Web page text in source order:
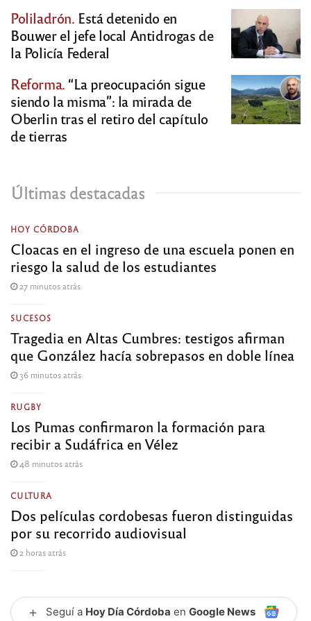
Poliladrón. Está detenido en
Bouwer el jefe local Antidrogas de
la Policía Federal
Reforma. “La preocupación sigue
siendo la misma”: la mirada de
Oberlin tras el retiro del capítulo
de tierras
Últimas destacadas
HOY CÓRDOBA
Cloacas en el ingreso de una escuela ponen en
riesgo la salud de los estudiantes
27 minutos atrás
SUCESOS
Tragedia en Altas Cumbres: testigos afirman
que González hacía sobrepasos en doble línea
36 minutos atrás
RUGBY
Los Pumas confirmaron la formación para
recibir a Sudáfrica en Vélez
48 minutos atrás
CULTURA
Dos películas cordobesas fueron distinguidas
por su recorrido audiovisual
2 horas atrás
+ Seguí a Hoy Día Córdoba en Google News